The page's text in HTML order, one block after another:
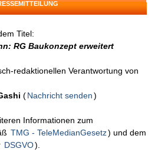
Titel:
RG Baukonzept erweitert
redaktionellen Verantwortung von
(Nachricht senden )
Informationen zum
TMG - TeleMedianGesetz) und dem
DSGVO).